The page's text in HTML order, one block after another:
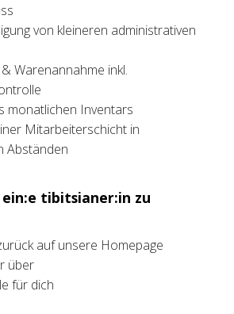
von kleineren administrativen
Warenannahme inkl.
monatlichen Inventars
Mitarbeiterschicht in
Abständen
ein:e tibitsianer:in zu
auf unsere Homepage
über
für dich